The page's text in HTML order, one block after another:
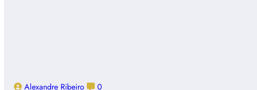
Alexandre Ribeiro 0